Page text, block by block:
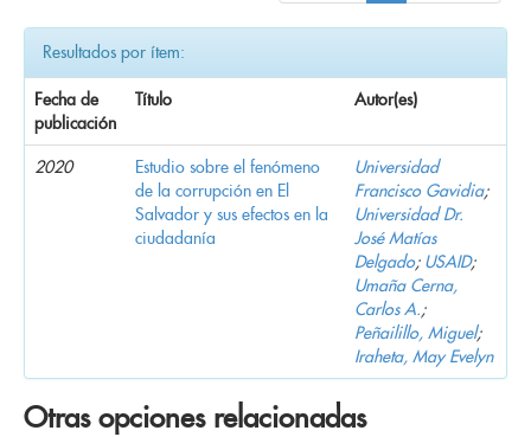
Resultados por ítem:
Fecha de
publicación
Título Autor(es)
2020
Estudio sobre el fenómeno
de la corrupción en El
Salvador y sus efectos en la
ciudadanía
Universidad
Francisco Gavidia;
Universidad Dr.
José Matías
Delgado; USAID;
Umaña Cerna,
Carlos A.;
Peñailillo, Miguel;
Iraheta, May Evelyn
Otras opciones relacionadas